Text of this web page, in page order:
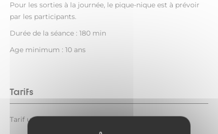
Pour les sorties à la journée, le pique-nique est à prévoir
par les participants.
Durée de la séance : 180 min
Age minimum : 10 ans
Tarifs
Tarif unique : 55 €.